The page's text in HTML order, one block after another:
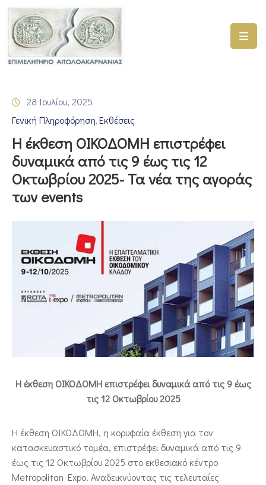
ΑΡΧΙΚΗ
ΓΕΜΗ
–
ΥΜΣ
ΠΡΟΓΡΑΜΜΑΤΑ
ΕΠΙΜΕΛΗΤΗΡΙΟΥ
ΣΥΜΜΕΤΟΧΗ
ΕΠΙΚΑΙΡΟΤΗΤΑ
28 Ιουλίου, 2025
Γενική Πληροφόρηση‚ Εκθέσεις
Η έκθεση ΟΙΚΟΔΟΜΗ επιστρέφει
δυναμικά από τις 9 έως τις 12
Οκτωβρίου 2025- Τα νέα της αγοράς
των events
Η έκθεση ΟΙΚΟΔΟΜΗ επιστρέφει δυναμικά από τις 9 έως
τις 12 Οκτωβρίου 2025
Η έκθεση ΟΙΚΟΔΟΜΗ, η κορυφαία έκθεση για τον
κατασκευαστικό τομέα, επιστρέφει δυναμικά από τις 9
έως τις 12 Οκτωβρίου 2025 στο εκθεσιακό κέντρο
Metropolitan Expo. Αναδεικνύοντας τις τελευταίες